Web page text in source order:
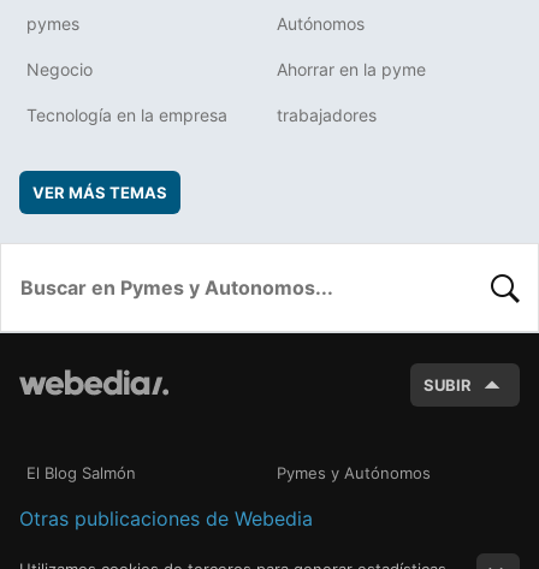
pymes Autónomos
Negocio Ahorrar en la pyme
Tecnología en la empresa trabajadores
VER MÁS TEMAS
SUBIR
El Blog Salmón Pymes y Autónomos
Otras publicaciones de Webedia